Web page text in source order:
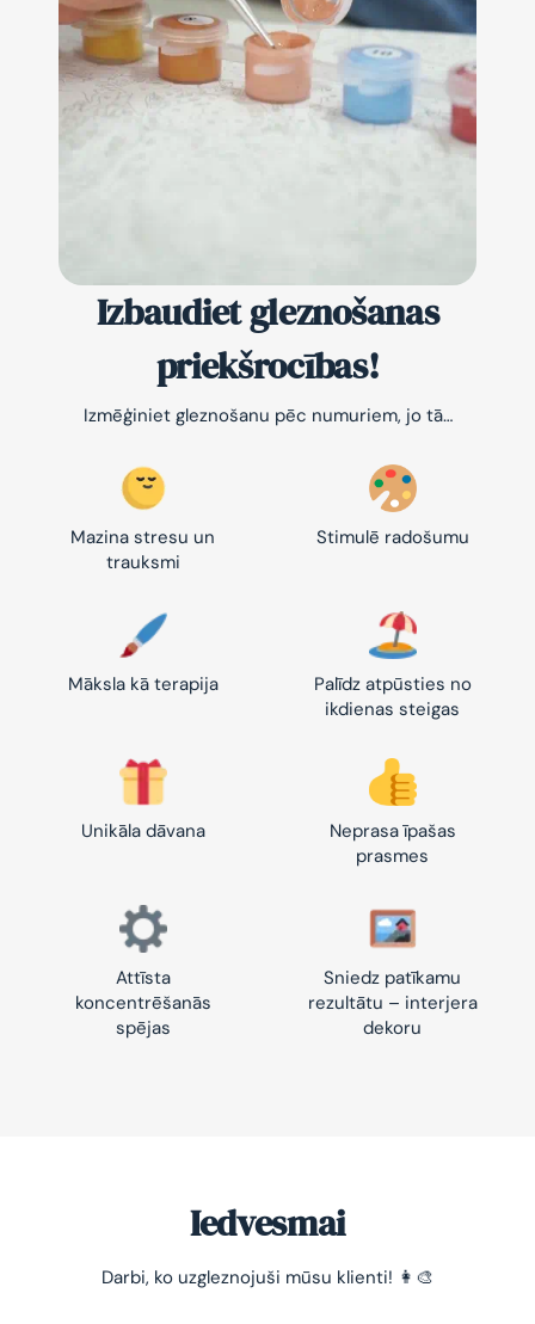
Izbaudiet gleznošanas
priekšrocības!
Izmēģiniet gleznošanu pēc numuriem, jo tā…
Mazina stresu un
trauksmi
Stimulē radošumu
Māksla kā terapija
Palīdz atpūsties no
ikdienas steigas
Unikāla dāvana
Neprasa īpašas
prasmes
Attīsta
koncentrēšanās
spējas
Sniedz patīkamu
rezultātu – interjera
dekoru
Iedvesmai
Darbi, ko uzgleznojuši mūsu klienti! 👩‍🎨